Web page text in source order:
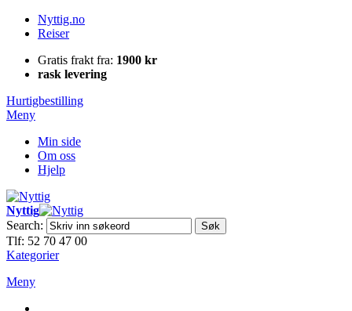
Nyttig.no
Reiser
Gratis frakt fra: 1900 kr
rask levering
Hurtigbestilling
Meny
Min side
Om oss
Hjelp
Nyttig
Search:
Søk
Tlf: 52 70 47 00
Kategorier
Meny